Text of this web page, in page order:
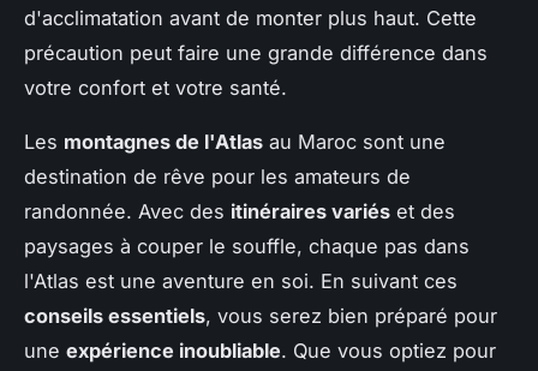
d'acclimatation avant de monter plus haut. Cette
précaution peut faire une grande différence dans
votre confort et votre santé.
Les montagnes de l'Atlas au Maroc sont une
destination de rêve pour les amateurs de
randonnée. Avec des itinéraires variés et des
paysages à couper le souffle, chaque pas dans
l'Atlas est une aventure en soi. En suivant ces
conseils essentiels, vous serez bien préparé pour
une expérience inoubliable. Que vous optiez pour